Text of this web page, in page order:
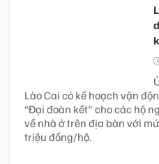
Lào Cai có kế hoạch vận
“Đại đoàn kết" cho các hộ
về nhà ở trên địa bàn với
triệu đồng/hộ.